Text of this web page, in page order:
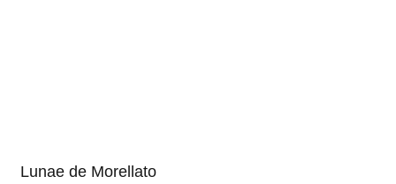
Lunae de Morellato